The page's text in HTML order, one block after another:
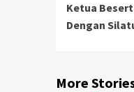
Ketua
Dengan
More